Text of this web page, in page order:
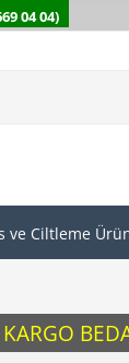
04 04)
ve Ciltleme